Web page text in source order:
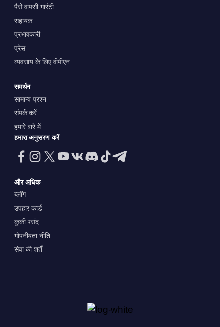
पैसे वापसी गारंटी
सहायक
प्रभावकारी
प्रेस
व्यवसाय के लिए वीपीएन
समर्थन
सामान्य प्रश्न
संपर्क करें
हमारे बारे में
हमारा अनुसरण करें
और अधिक
ब्लॉग
उपहार कार्ड
कुकी पसंद
गोपनीयता नीति
सेवा की शर्तें